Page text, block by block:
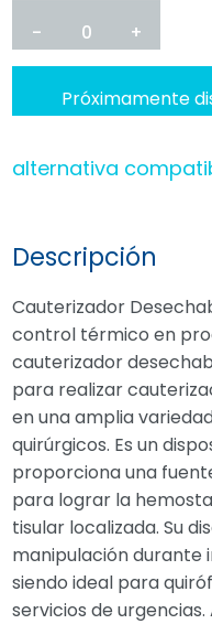
- 0 +
Próximamente
alternativa
Descripción
Cauterizador
control térmico en
cauterizador
para realizar
en una amplia
quirúrgicos. Es un
proporciona una
para lograr la
tisular localizada. Su
manipulación durante
siendo ideal para
servicios de